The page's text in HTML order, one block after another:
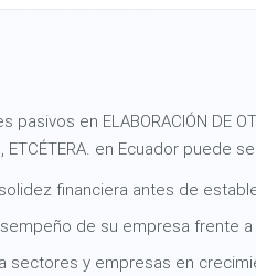
en ELABORACIÓN DE
ETCÉTERA. en Ecuador puede
financiera antes de
de su empresa frente
sectores y empresas en